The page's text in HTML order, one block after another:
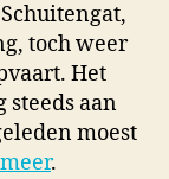
toch weer
Het
aan
moest
.